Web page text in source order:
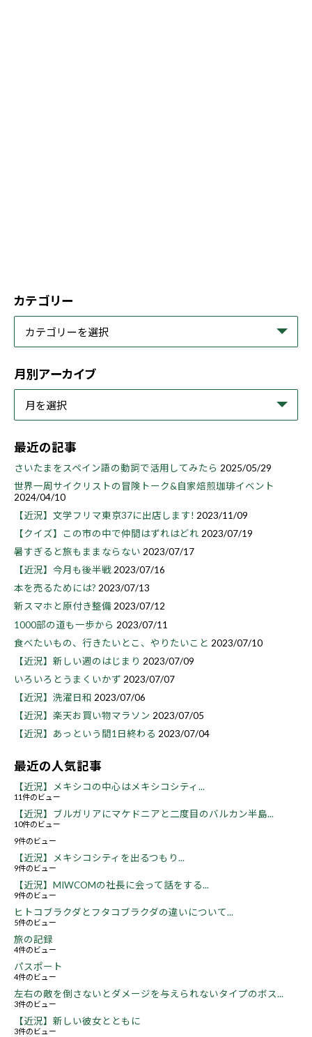
カテゴリー
月別アーカイブ
最近の記事
さいたまをスペイン語の動詞で活用してみたら 2025/05/29
世界一周サイクリストの冒険トーク&自家焙煎珈琲イベント
2024/04/10
【近況】文学フリマ東京37に出店します! 2023/11/09
【クイズ】この市の中で仲間はずれはどれ 2023/07/19
暑すぎると旅もままならない 2023/07/17
【近況】今月も後半戦 2023/07/16
本を売るためには? 2023/07/13
新スマホと原付き整備2023/07/12
1000部の道も一歩から 2023/07/11
食べたいもの、行きたいとこ、やりたいこと 2023/07/10
【近況】新しい週のはじまり 2023/07/09
いろいろとうまくいかず 2023/07/07
【近況】洗濯日和 2023/07/06
【近況】楽天お買い物マラソン 2023/07/05
【近況】あっという間1日終わる 2023/07/04
最近の人気記事
【近況】メキシコの中心はメキシコシティ...
11件のビュー
【近況】ブルガリアにマケドニアと二度目のバルカン半島...
10件のビュー
9件のビュー
【近況】メキシコシティを出るつもり...
9件のビュー
【近況】MIWCOMの社長に会って話をする...
9件のビュー
ヒトコブラクダとフタコブラクダの違いについて...
5件のビュー
旅の記録
4件のビュー
パスポート
4件のビュー
左右の敵を倒さないとダメージを与えられないタイプのボス...
3件のビュー
【近況】新しい彼女とともに
3件のビュー